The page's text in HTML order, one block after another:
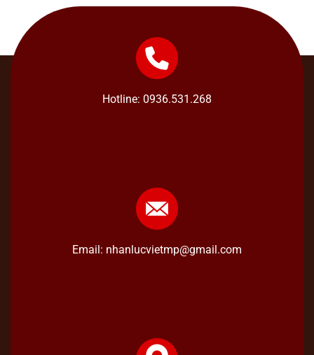
Hotline: 0936.531.268
Email: nhanlucvietmp@gmail.com